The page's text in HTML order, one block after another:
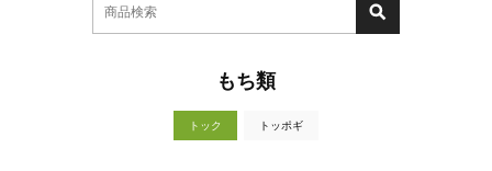
もち類
トック トッポギ